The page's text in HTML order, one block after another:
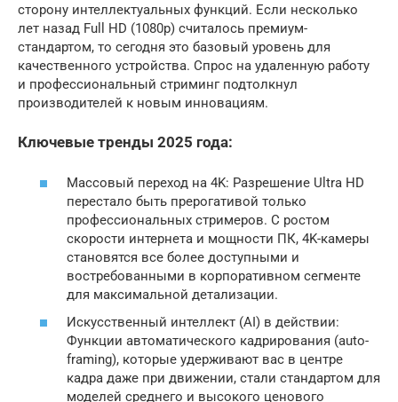
сторону интеллектуальных функций. Если несколько
лет назад Full HD (1080p) считалось премиум-
стандартом, то сегодня это базовый уровень для
качественного устройства. Спрос на удаленную работу
и профессиональный стриминг подтолкнул
производителей к новым инновациям.
Ключевые тренды 2025 года:
Массовый переход на 4K: Разрешение Ultra HD
перестало быть прерогативой только
профессиональных стримеров. С ростом
скорости интернета и мощности ПК, 4K-камеры
становятся все более доступными и
востребованными в корпоративном сегменте
для максимальной детализации.
Искусственный интеллект (AI) в действии:
Функции автоматического кадрирования (auto-
framing), которые удерживают вас в центре
кадра даже при движении, стали стандартом для
моделей среднего и высокого ценового